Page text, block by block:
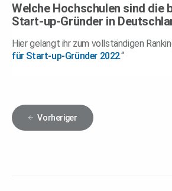
Welche Hochschulen sind die
Start-up-Gründer in
Hier gelangt ihr zum vollständigen
für Start-up-Gründer 2022.“
Vorheriger